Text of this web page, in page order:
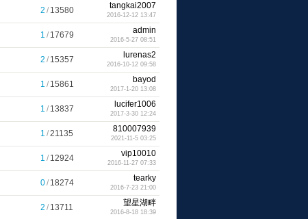
2 / 13580 tangkai2007
2016-12-12 13:47
1 / 17679 admin
2016-5-27 08:51
2 / 15357 lurenas2
2016-10-12 09:58
1 / 15861 bayod
2017-1-20 13:08
1 / 13837 lucifer1006
2017-3-30 12:24
1 /21135 810007939
2021-11-5 03:25
1 / 12924 vip10010
2016-11-27 07:33
0/ 18274 tearky
2016-7-23 21:00
2 / 13711 望星湖畔
2016-8-18 18:39